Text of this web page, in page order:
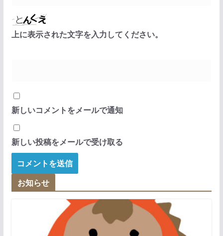
上に表示された文字を入力してください。
新しいコメントをメールで通知
新しい投稿をメールで受け取る
お知らせ